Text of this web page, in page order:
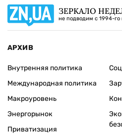
ЗЕРКАЛО
не подводим с 1994-го
АРХИВ
Внутренняя политика
Международная политика
Макроуровень
Энергорынок
Приватизация